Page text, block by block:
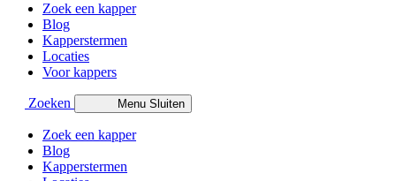
Zoek een kapper
Blog
Kapperstermen
Locaties
Voor kappers
Zoeken Menu Sluiten
Zoek een kapper
Blog
Kapperstermen